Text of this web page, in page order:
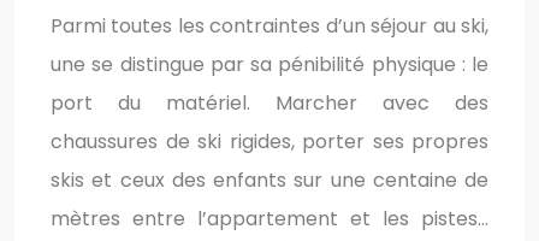
Parmi toutes les contraintes d’un séjour au ski,
une se distingue par sa pénibilité physique : le
port du matériel. Marcher avec des
chaussures de ski rigides, porter ses propres
skis et ceux des enfants sur une centaine de
mètres entre l’appartement et les pistes…